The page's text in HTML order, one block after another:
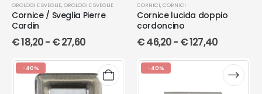
OROLOGI E SVEGLIE, OROLOGI E SVEGLIE
Cornice / Sveglia Pierre
Cardin
€18,20- €27,60
CORNICI, CORNICI
Cornice lucida doppio
cordoncino
€46,20- €127,40
-40% -40%